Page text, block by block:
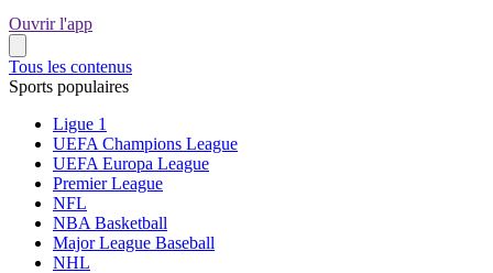
Ouvrir l'app
Tous les contenus
Sports populaires
Ligue 1
UEFA Champions League
UEFA Europa League
Premier League
NFL
NBA Basketball
Major League Baseball
NHL